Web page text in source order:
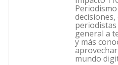
periodistas
general a
y más
mundo